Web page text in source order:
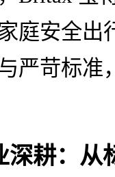
庭安全出
严苛标准
深耕：从